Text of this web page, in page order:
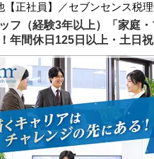
／M&Aにも対応
法人＞
業展開
上に拡大
務・労務まで対応
ワンストップ支援
修費は全額会社負担
務の学習会あり
す社員が多数
【正社員】／セブンセンス税
フ（経験3年以上）「家庭
年間休日125日以上・土日